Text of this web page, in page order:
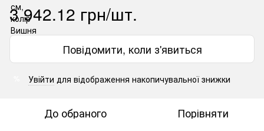
3 942.12 грн/шт.
Повідомити, коли з'явиться
Увійти для відображення накопичувальної знижки
До обраного Порівняти